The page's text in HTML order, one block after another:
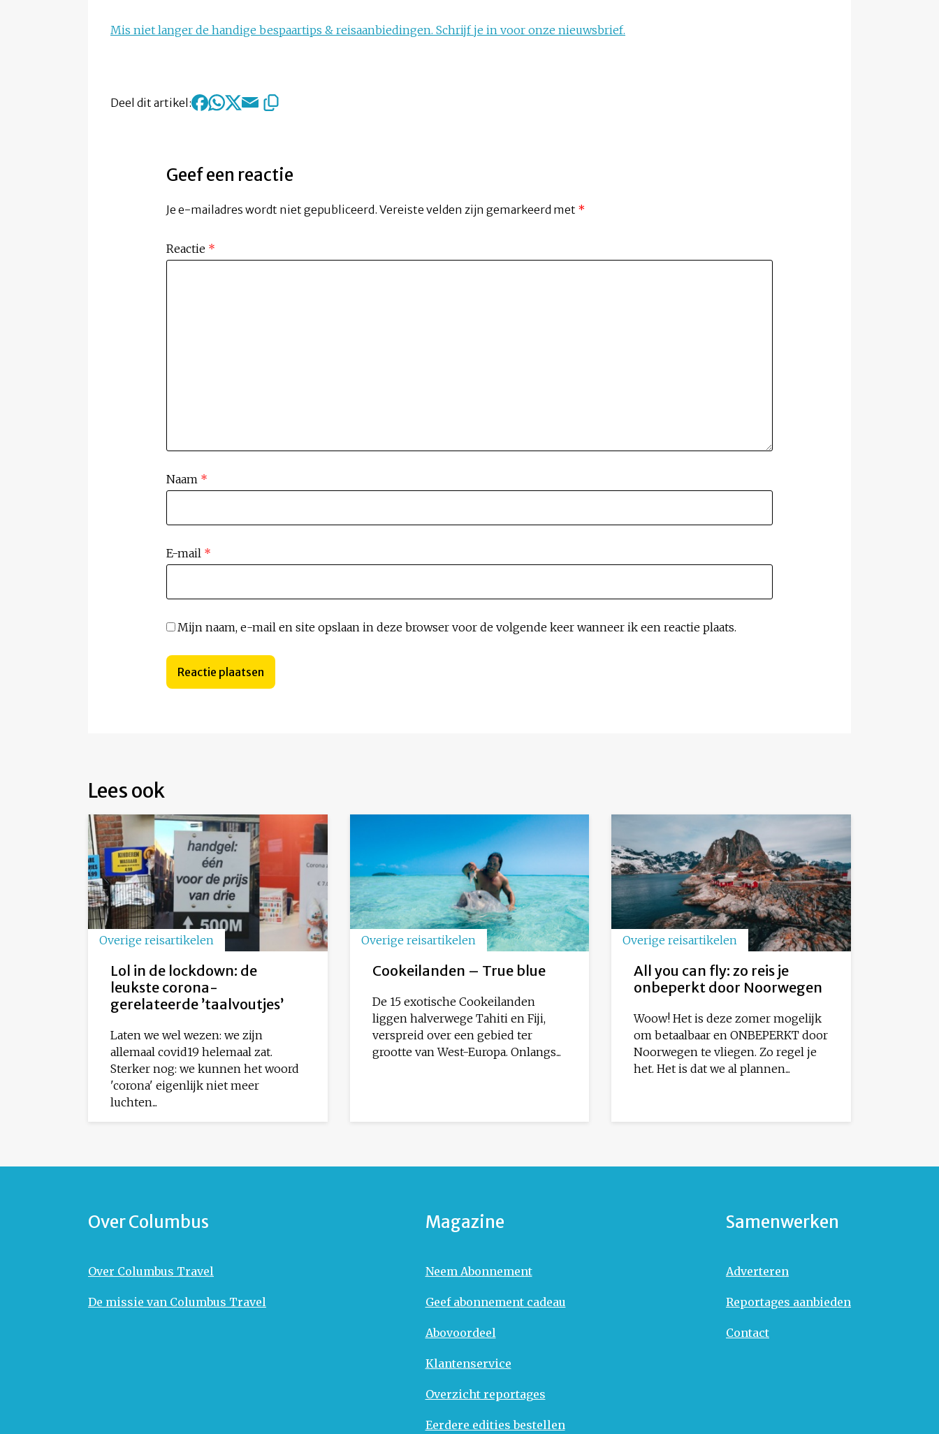
Mis niet langer de handige bespaartips & reisaanbiedingen. Schrijf je in voor onze nieuwsbrief.
Deel dit artikel:
Geef een reactie
Je e-mailadres wordt niet gepubliceerd. Vereiste velden zijn gemarkeerd met *
Reactie *
Naam *
E-mail *
Mijn naam, e-mail en site opslaan in deze browser voor de volgende keer wanneer ik een reactie plaats.
Lees ook
Overige reisartikelen
Lol in de lockdown: de
leukste corona-
gerelateerde ’taalvoutjes’
Laten we wel wezen: we zijn
allemaal covid19 helemaal zat.
Sterker nog: we kunnen het woord
'corona' eigenlijk niet meer
luchten...
Overige reisartikelen
Cookeilanden – True blue
De 15 exotische Cookeilanden
liggen halverwege Tahiti en Fiji,
verspreid over een gebied ter
grootte van West-Europa. Onlangs...
Overige reisartikelen
All you can fly: zo reis je
onbeperkt door Noorwegen
Woow! Het is deze zomer mogelijk
om betaalbaar en ONBEPERKT door
Noorwegen te vliegen. Zo regel je
het. Het is dat we al plannen...
Over Columbus
Over Columbus Travel
De missie van Columbus Travel
Magazine
Neem Abonnement
Geef abonnement cadeau
Abovoordeel
Klantenservice
Overzicht reportages
Eerdere edities bestellen
Samenwerken
Adverteren
Reportages aanbieden
Contact